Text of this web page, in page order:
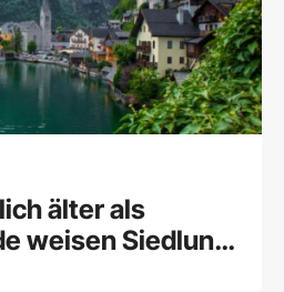
älter als
weisen Siedlung